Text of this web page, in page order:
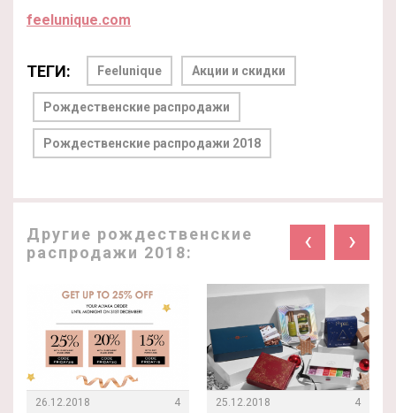
feelunique.com
ТЕГИ: Feelunique Акции и скидки
Рождественские распродажи
Рождественские распродажи 2018
Другие рождественские
распродажи 2018:
‹ ›
26.12.2018 4 25.12.2018 4